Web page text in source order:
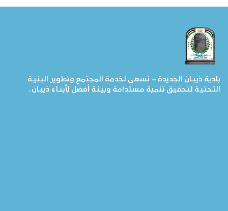
بلدية ذيبان الجديدة – نسعى لخدمة المجتمع وتطوير البنية
التحتية لتحقيق تنمية مستدامة وبيئة أفضل لأبناء ذيبان.